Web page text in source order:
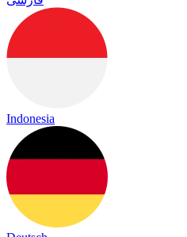
Indonesia